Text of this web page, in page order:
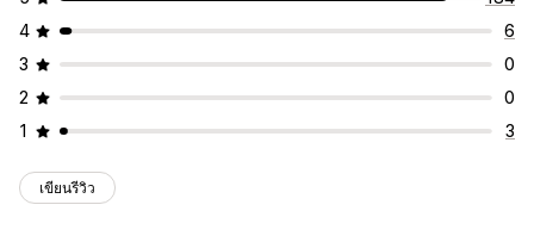
4
6
3
0
2
0
1
3
เขียนรีวิว